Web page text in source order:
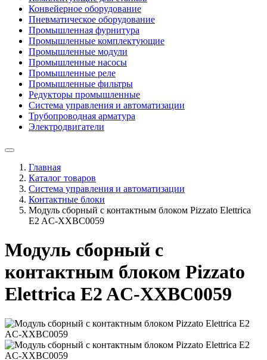
Конвейерное оборудование
Пневматическое оборудование
Промышленная фурнитура
Промышленные комплектующие
Промышленные модули
Промышленные насосы
Промышленные реле
Промышленные фильтры
Редукторы промышленные
Система управления и автоматизации
Трубопроводная арматура
Электродвигатели
Главная
Каталог товаров
Система управления и автоматизации
Контактные блоки
Модуль сборный с контактным блоком Pizzato Elettrica
E2 AC-XXBC0059
Модуль сборный с
контактным блоком Pizzato
Elettrica E2 AC-XXBC0059